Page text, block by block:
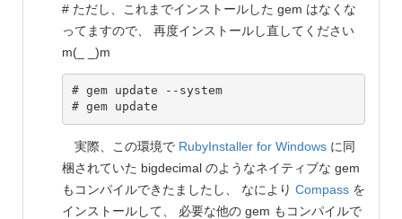
# ただし、これまでインストールした gem はなくな
ってますので、 再度インストールし直してください
m(_ _)m
# gem update --system
実際、この環境で RubyInstaller for Windows に同
梱されていた bigdecimal のようなネイティブな gem
もコンパイルできたましたし、 なにより Compass を
インストールして、 必要な他の gem もコンパイルで